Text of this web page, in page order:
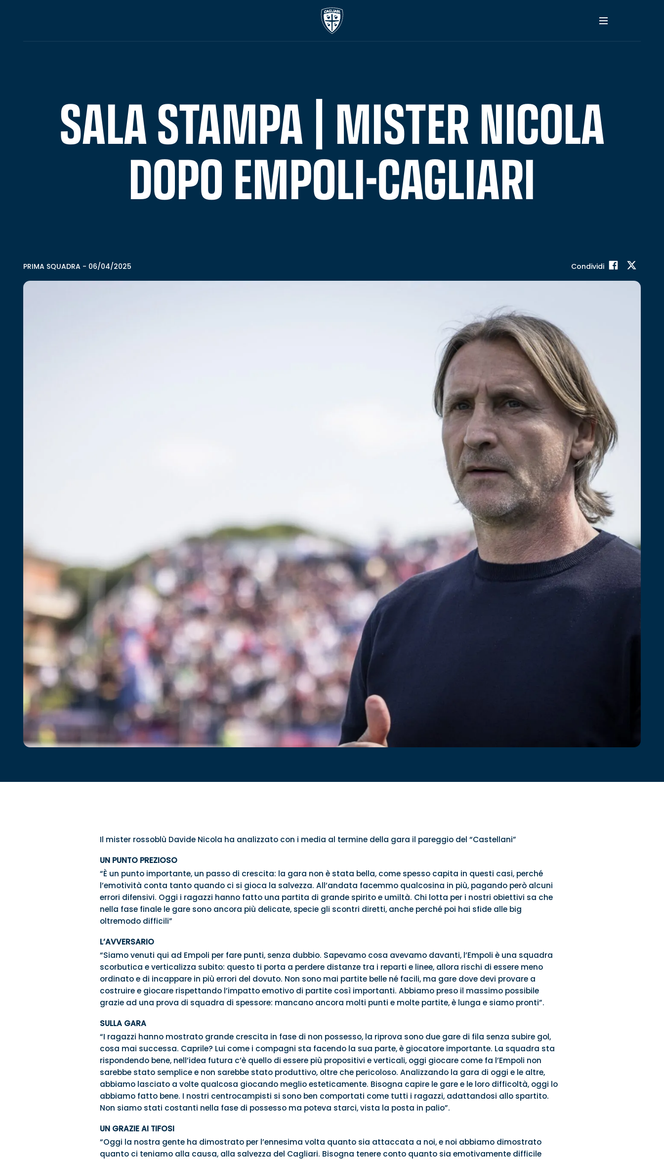
SALA STAMPA | MISTER NICOLA
DOPO EMPOLI-CAGLIARI
PRIMA SQUADRA - 06/04/2025 Condividi
Il mister rossoblù Davide Nicola ha analizzato con i media al termine della gara il pareggio del “Castellani”
UN PUNTO PREZIOSO
“È un punto importante, un passo di crescita: la gara non è stata bella, come spesso capita in questi casi, perché
l’emotività conta tanto quando ci si gioca la salvezza. All’andata facemmo qualcosina in più, pagando però alcuni
errori difensivi. Oggi i ragazzi hanno fatto una partita di grande spirito e umiltà. Chi lotta per i nostri obiettivi sa che
nella fase finale le gare sono ancora più delicate, specie gli scontri diretti, anche perché poi hai sfide alle big
oltremodo difficili”
L’AVVERSARIO
“Siamo venuti qui ad Empoli per fare punti, senza dubbio. Sapevamo cosa avevamo davanti, l’Empoli è una squadra
scorbutica e verticalizza subito: questo ti porta a perdere distanze tra i reparti e linee, allora rischi di essere meno
ordinato e di incappare in più errori del dovuto. Non sono mai partite belle né facili, ma gare dove devi provare a
costruire e giocare rispettando l’impatto emotivo di partite così importanti. Abbiamo preso il massimo possibile
grazie ad una prova di squadra di spessore: mancano ancora molti punti e molte partite, è lunga e siamo pronti”.
SULLA GARA
“I ragazzi hanno mostrato grande crescita in fase di non possesso, la riprova sono due gare di fila senza subire gol,
cosa mai successa. Caprile? Lui come i compagni sta facendo la sua parte, è giocatore importante. La squadra sta
rispondendo bene, nell’idea futura c’è quello di essere più propositivi e verticali, oggi giocare come fa l’Empoli non
sarebbe stato semplice e non sarebbe stato produttivo, oltre che pericoloso. Analizzando la gara di oggi e le altre,
abbiamo lasciato a volte qualcosa giocando meglio esteticamente. Bisogna capire le gare e le loro difficoltà, oggi lo
abbiamo fatto bene. I nostri centrocampisti si sono ben comportati come tutti i ragazzi, adattandosi allo spartito.
Non siamo stati costanti nella fase di possesso ma poteva starci, vista la posta in palio”.
UN GRAZIE AI TIFOSI
“Oggi la nostra gente ha dimostrato per l’ennesima volta quanto sia attaccata a noi, e noi abbiamo dimostrato
quanto ci teniamo alla causa, alla salvezza del Cagliari. Bisogna tenere conto quanto sia emotivamente difficile